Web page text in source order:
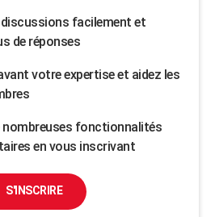
facilement et
de réponses
votre expertise et aidez les
nombreuses fonctionnalités
en vous inscrivant
S'INSCRIRE